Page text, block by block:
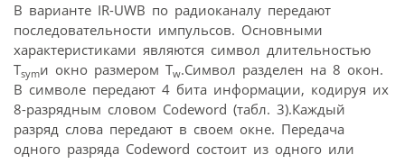
В варианте IR-UWB по радиоканалу передают
последовательности импульсов. Основными
характеристиками являются символ длительностью
Tsymи окно размером Tw.Символ разделен на 8 окон.
В символе передают 4 бита информации, кодируя их
8-разрядным словом Codeword (табл. 3).Каждый
разряд слова передают в своем окне. Передача
одного разряда Codeword состоит из одного или